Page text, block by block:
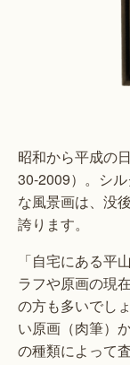
昭和から平成の
30-2009）。シ
な風景画は、没
誇ります。
「自宅にある平
ラフや原画の現
の方も多いでし
い原画（肉筆）
の種類によって